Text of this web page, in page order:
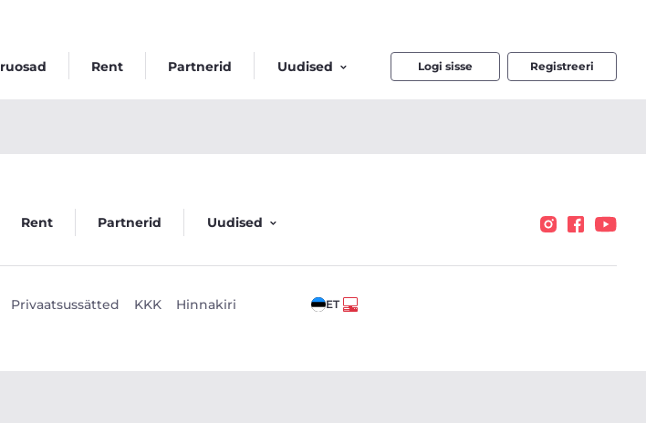
Rent Partnerid Uudised Logi sisse Registreeri
Rent Partnerid Uudised
Privaatsussätted KKK Hinnakiri ET